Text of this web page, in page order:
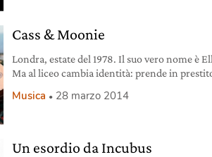
Cass & Moonie
Londra, estate del 1978. Il suo vero nome è
Ma al liceo cambia identità: prende in
canta infatti con lo stesso feel delle blues
Musica 28 marzo 2014
Un esordio da Incubus